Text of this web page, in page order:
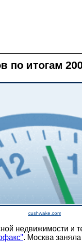
итогам
cushwake.com
недвижимости
. Москва